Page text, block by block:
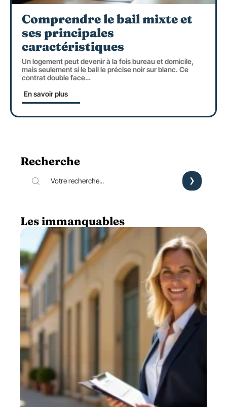
Comprendre le bail mixte et
ses principales
caractéristiques
Un logement peut devenir à la fois bureau et domicile,
mais seulement si le bail le précise noir sur blanc. Ce
contrat double face…
En savoir plus
Recherche
Les immanquables